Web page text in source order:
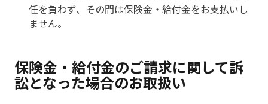
任を負わず、その間は保険金・給付金をお支払いし
ません。
保険金・給付金のご請求に関して訴
訟となった場合のお取扱い